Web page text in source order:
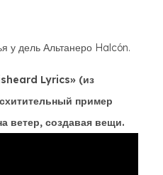
у дель Альтанеро Halcón.
Lyrics» (из
пример
ветер, создавая вещи.